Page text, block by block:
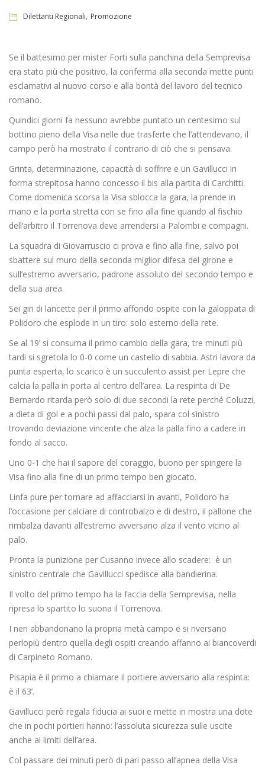
Dilettanti Regionali, Promozione
Se il battesimo per mister Forti sulla panchina della Semprevisa
era stato più che positivo, la conferma alla seconda mette punti
esclamativi al nuovo corso e alla bontà del lavoro del tecnico
romano.
Quindici giorni fa nessuno avrebbe puntato un centesimo sul
bottino pieno della Visa nelle due trasferte che l’attendevano, il
campo però ha mostrato il contrario di ciò che si pensava.
Grinta, determinazione, capacità di soffrire e un Gavillucci in
forma strepitosa hanno concesso il bis alla partita di Carchitti.
Come domenica scorsa la Visa sblocca la gara, la prende in
mano e la porta stretta con se fino alla fine quando al fischio
dell’arbitro il Torrenova deve arrendersi a Palombi e compagni.
La squadra di Giovarruscio ci prova e fino alla fine, salvo poi
sbattere sul muro della seconda miglior difesa del girone e
sull’estremo avversario, padrone assoluto del secondo tempo e
della sua area.
Sei giri di lancette per il primo affondo ospite con la galoppata di
Polidoro che esplode in un tiro: solo esterno della rete.
Se al 19’ si consuma il primo cambio della gara, tre minuti più
tardi si sgretola lo 0-0 come un castello di sabbia. Astri lavora da
punta esperta, lo scarico è un succulento assist per Lepre che
calcia la palla in porta al centro dell’area. La respinta di De
Bernardo ritarda però solo di due secondi la rete perché Coluzzi,
a dieta di gol e a pochi passi dal palo, spara col sinistro
trovando deviazione vincente che alza la palla fino a cadere in
fondo al sacco.
Uno 0-1 che hai il sapore del coraggio, buono per spingere la
Visa fino alla fine di un primo tempo ben giocato.
Linfa pure per tornare ad affacciarsi in avanti, Polidoro ha
l’occasione per calciare di controbalzo e di destro, il pallone che
rimbalza davanti all’estremo avversario alza il vento vicino al
palo.
Pronta la punizione per Cusanno invece allo scadere: è un
sinistro centrale che Gavillucci spedisce alla bandierina.
Il volto del primo tempo ha la faccia della Semprevisa, nella
ripresa lo spartito lo suona il Torrenova.
I neri abbandonano la propria metà campo e si riversano
perlopiù dentro quella degli ospiti creando affanno ai biancoverdi
di Carpineto Romano.
Pisapia è il primo a chiamare il portiere avversario alla respinta:
è il 63’.
Gavillucci però regala fiducia ai suoi e mette in mostra una dote
che in pochi portieri hanno: l’assoluta sicurezza sulle uscite
anche ai limiti dell’area.
Col passare dei minuti però di pari passo all’apnea della Visa